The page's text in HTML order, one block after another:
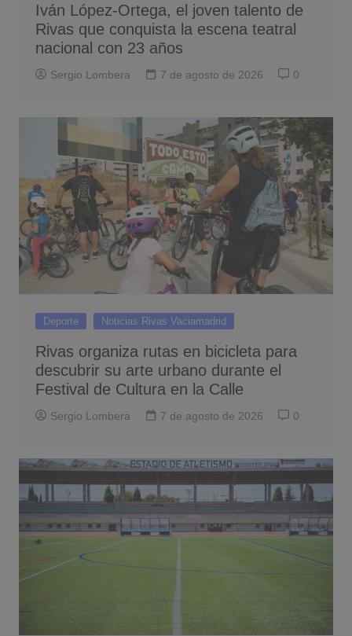
Iván López-Ortega, el joven talento de
Rivas que conquista la escena teatral
nacional con 23 años
Sergio Lombera 7 de agosto de 2026 0
Deporte Noticias Rivas Vaciamadrid
Rivas organiza rutas en bicicleta para
descubrir su arte urbano durante el
Festival de Cultura en la Calle
Sergio Lombera 7 de agosto de 2026 0